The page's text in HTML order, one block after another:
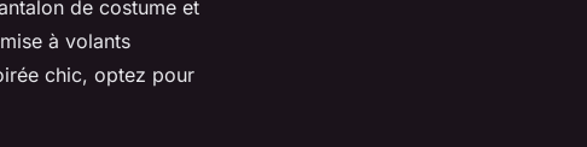
de costume et
à volants
chic, optez pour